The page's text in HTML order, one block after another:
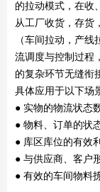
的拉动模式，在收
从工厂收货，存货
（车间拉动，产
流调度与控制过程
的复杂环节无缝衔
具体应用于以下场
● 实物的物流状态
● 物料、订单的状
● 库区库位的有效
● 与供应商、客户
● 有效的车间物料